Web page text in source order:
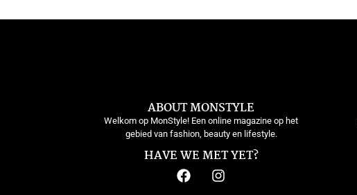
ABOUT MONSTYLE
Welkom op MonStyle! Een online magazine op het
gebied van fashion, beauty en lifestyle.
HAVE WE MET YET?